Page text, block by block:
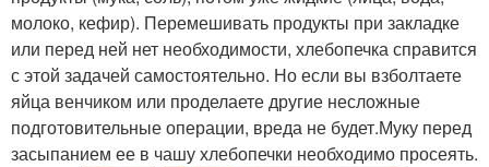
молоко, кефир). Перемешивать продукты при закладке
или перед ней нет необходимости, хлебопечка справится
с этой задачей самостоятельно. Но если вы взболтаете
яйца венчиком или проделаете другие несложные
подготовительные операции, вреда не будет.Муку перед
засыпанием ее в чашу хлебопечки необходимо просеять.